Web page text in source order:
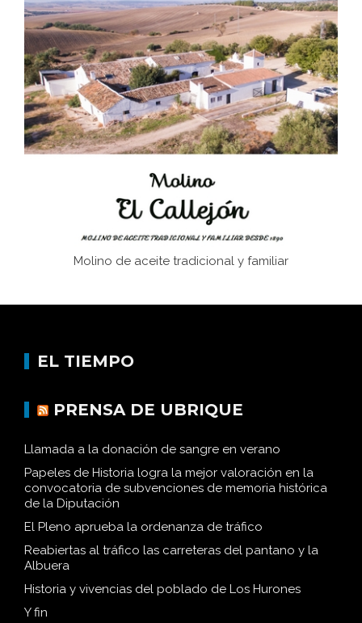
Bornos
El Frente Popular. Ubrique, febrero-julio 1936
Juntar las letras. La alfabetización en el campo: del
afán de saber a la autogestión
Historia y vivencias del poblado de Los Hurones
Molino de aceite tradicional y familiar
EL TIEMPO
PRENSA DE UBRIQUE
Llamada a la donación de sangre en verano
Papeles de Historia logra la mejor valoración en la
convocatoria de subvenciones de memoria histórica
de la Diputación
El Pleno aprueba la ordenanza de tráfico
Reabiertas al tráfico las carreteras del pantano y la
Albuera
Historia y vivencias del poblado de Los Hurones
Y fin